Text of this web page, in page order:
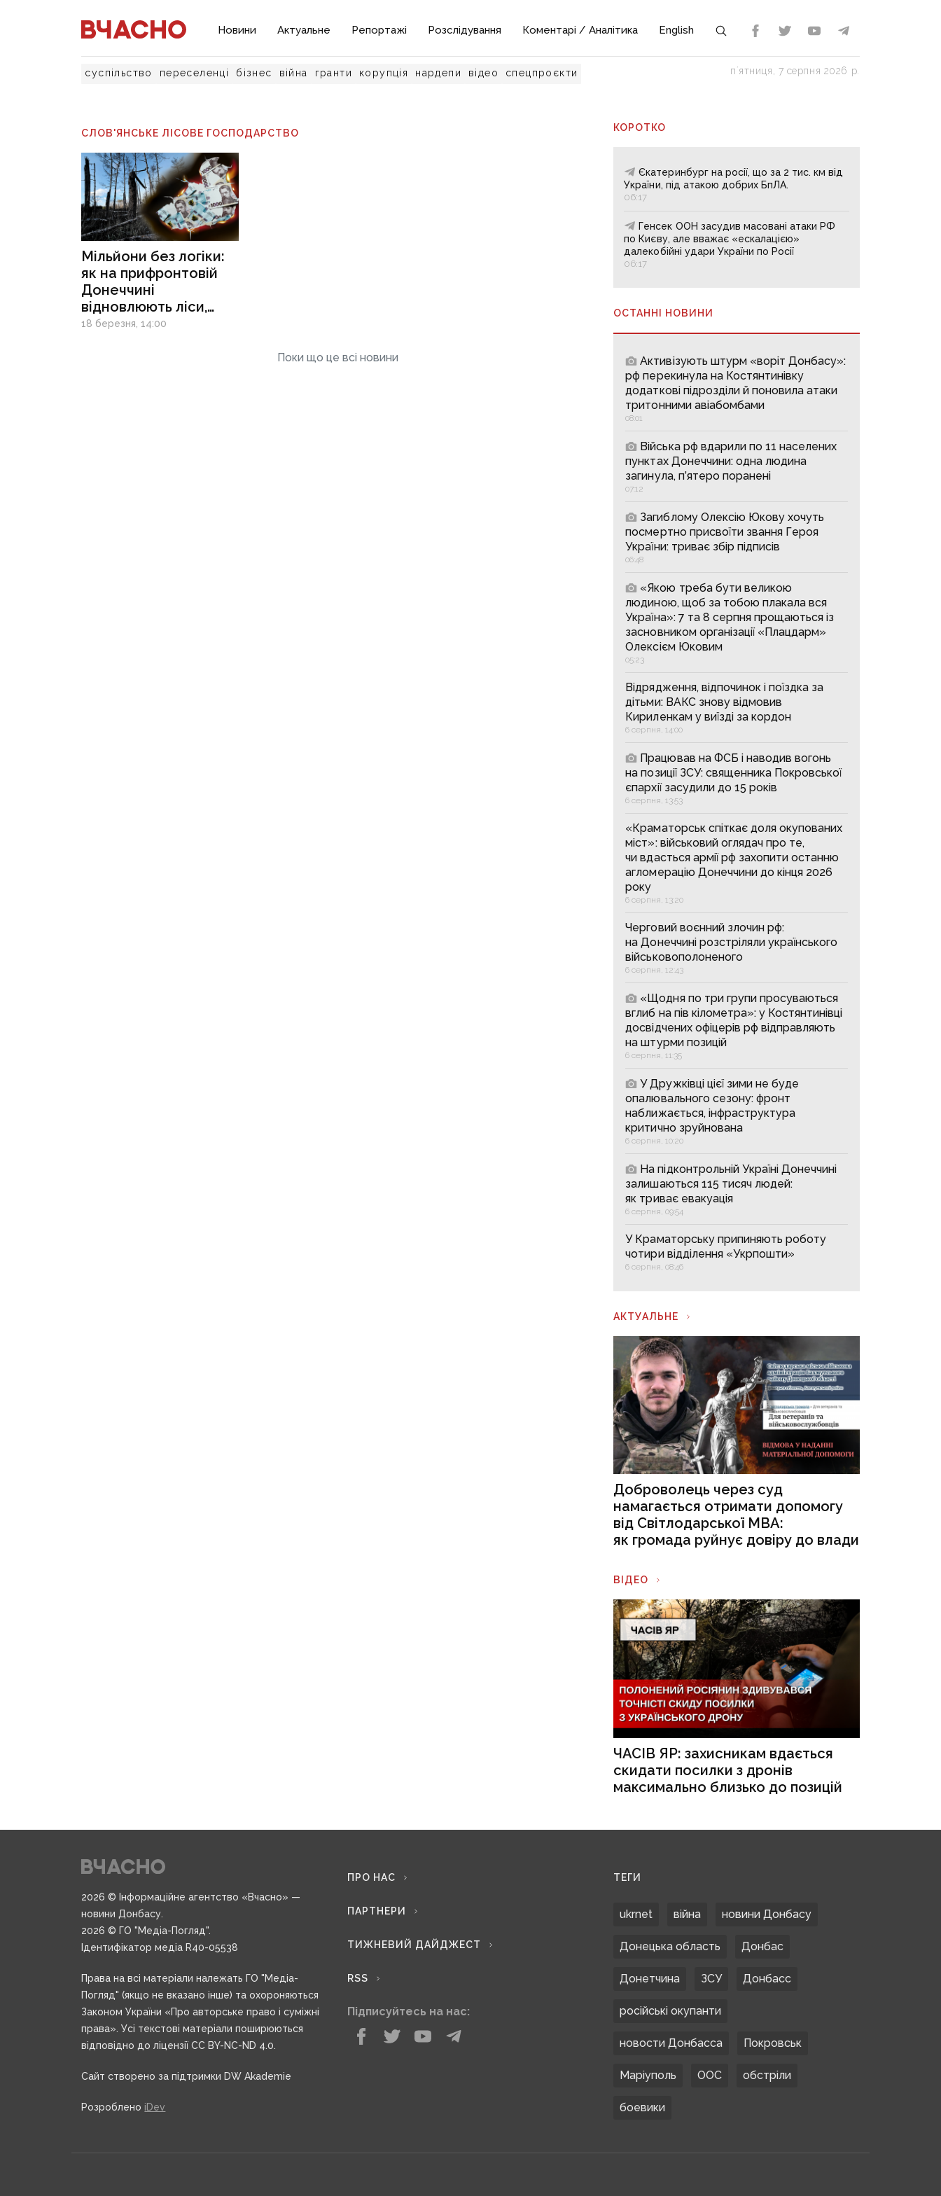
Новини Актуальне Репортажі Розслідування Коментарі / Аналітика English
суспільство переселенці бізнес війна гранти корупція нардепи відео спецпроєкти пʼятниця, 7 серпня 2026 р.
СЛОВ'ЯНСЬКЕ ЛІСОВЕ ГОСПОДАРСТВО
Мільйони без логіки:
як на прифронтовій
Донеччині
відновлюють ліси,
що ризикують згоріти
18 березня, 14:00
Поки що це всі новини
КОРОТКО
Єкатеринбург на росії, що за 2 тис. км від
України, під атакою добрих БпЛА.
06:17
Генсек ООН засудив масовані атаки РФ
по Києву, але вважає «ескалацією»
далекобійні удари України по Росії
06:17
ОСТАННІ НОВИНИ
Активізують штурм «воріт Донбасу»:
рф перекинула на Костянтинівку
додаткові підрозділи й поновила атаки
тритонними авіабомбами
08:01
Війська рф вдарили по 11 населених
пунктах Донеччини: одна людина
загинула, п’ятеро поранені
07:12
Загиблому Олексію Юкову хочуть
посмертно присвоїти звання Героя
України: триває збір підписів
06:48
«Якою треба бути великою
людиною, щоб за тобою плакала вся
Україна»: 7 та 8 серпня прощаються із
засновником організації «Плацдарм»
Олексієм Юковим
05:23
Відрядження, відпочинок і поїздка за
дітьми: ВАКС знову відмовив
Кириленкам у виїзді за кордон
6 серпня, 14:00
Працював на ФСБ і наводив вогонь
на позиції ЗСУ: священника Покровської
єпархії засудили до 15 років
6 серпня, 13:53
«Краматорськ спіткає доля окупованих
міст»: військовий оглядач про те,
чи вдасться армії рф захопити останню
агломерацію Донеччини до кінця 2026
року
6 серпня, 13:20
Черговий воєнний злочин рф:
на Донеччині розстріляли українського
військовополоненого
6 серпня, 12:43
«Щодня по три групи просуваються
вглиб на пів кілометра»: у Костянтинівці
досвідчених офіцерів рф відправляють
на штурми позицій
6 серпня, 11:35
У Дружківці цієї зими не буде
опалювального сезону: фронт
наближається, інфраструктура
критично зруйнована
6 серпня, 10:20
На підконтрольній Україні Донеччині
залишаються 115 тисяч людей:
як триває евакуація
6 серпня, 09:54
У Краматорську припиняють роботу
чотири відділення «Укрпошти»
6 серпня, 08:46
АКТУАЛЬНЕ
Доброволець через суд
намагається отримати допомогу
від Світлодарської МВА:
як громада руйнує довіру до влади
ВІДЕО
ЧАСІВ ЯР: захисникам вдається
скидати посилки з дронів
максимально близько до позицій
2026 © Інформаційне агентство «Вчасно» —
новини Донбасу.
2026 © ГО "Медіа-Погляд".
Ідентифікатор медіа R40-05538
Права на всі матеріали належать ГО "Медіа-
Погляд" (якщо не вказано інше) та охороняються
Законом України «Про авторське право і суміжні
права». Усі текстові матеріали поширюються
відповідно до ліцензії CC BY-NC-ND 4.0.
Сайт створено за підтримки DW Akademie
Розроблено iDev
ПРО НАС
ПАРТНЕРИ
ТИЖНЕВИЙ ДАЙДЖЕСТ
RSS
Підписуйтесь на нас:
ТЕГИ
ukrnet війна новини Донбасу
Донецька область Донбас
Донетчина ЗСУ Донбасс
російські окупанти
новости Донбасса Покровськ
Маріуполь ООС обстріли
боевики